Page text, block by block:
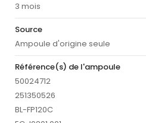
3 mois
Source
Ampoule d'origine seule
Référence(s) de l'ampoule
50024712
251350526
BL-FP120C